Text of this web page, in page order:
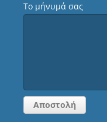
Το μήνυμά σας